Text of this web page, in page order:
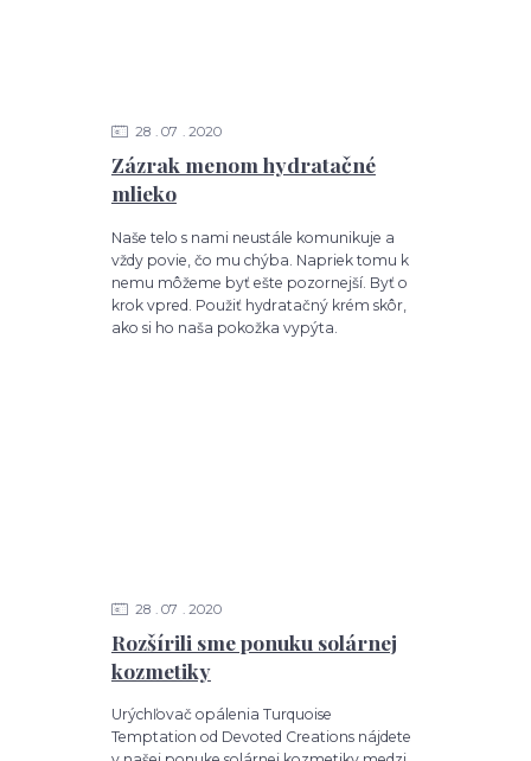
Zázrak menom hydratačné
mlieko
28 07 2020
Naše telo s nami neustále komunikuje a
vždy povie, čo mu chýba. Napriek tomu k
nemu môžeme byť ešte pozornejší. Byť o
krok vpred. Použiť hydratačný krém skôr,
ako si ho naša pokožka vypýta.
Rozšírili sme ponuku solárnej
kozmetiky
28 07 2020
Urýchľovač opálenia Turquoise
Temptation od Devoted Creations nájdete